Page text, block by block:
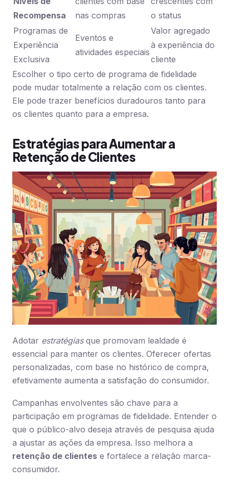
Recompensa
nas compras
o status
Programas de
Experiência
Exclusiva
Eventos e
atividades especiais
Valor agregado
à experiência do
cliente
Escolher o tipo certo de programa de fidelidade
pode mudar totalmente a relação com os clientes.
Ele pode trazer benefícios duradouros tanto para
os clientes quanto para a empresa.
Estratégias para Aumentar a
Retenção de Clientes
Adotar estratégiasque promovam lealdade é
essencial para manter os clientes. Oferecer ofertas
personalizadas, com base no histórico de compra,
efetivamente aumenta a satisfação do consumidor.
Campanhas envolventes são chave para a
participação em programas de fidelidade. Entender o
que o público-alvo deseja através de pesquisa ajuda
a ajustar as ações da empresa. Isso melhora a
retenção de clientes e fortalece a relação marca-
consumidor.